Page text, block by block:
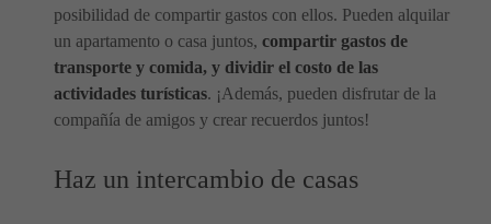
posibilidad de compartir gastos con ellos. Pueden alquilar
un apartamento o casa juntos, compartir gastos de
transporte y comida, y dividir el costo de las
actividades turísticas. ¡Además, pueden disfrutar de la
compañía de amigos y crear recuerdos juntos!
Haz un intercambio de casas